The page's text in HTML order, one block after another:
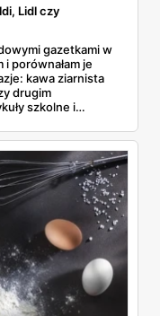
Lidl czy
gazetkami w
i porównałam je
kawa ziarnista
drugim
szkolne i
z aplikacją. Aldi
w skrócie:
warzywa jedź